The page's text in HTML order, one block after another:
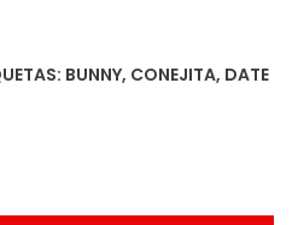
BUNNY, CONEJITA, DATE